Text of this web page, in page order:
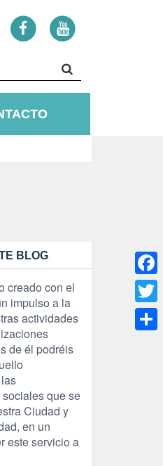
BLOG
creado con el
impulso a la
actividades
de él podréis
que se
Ciudad y
en un
este servicio a